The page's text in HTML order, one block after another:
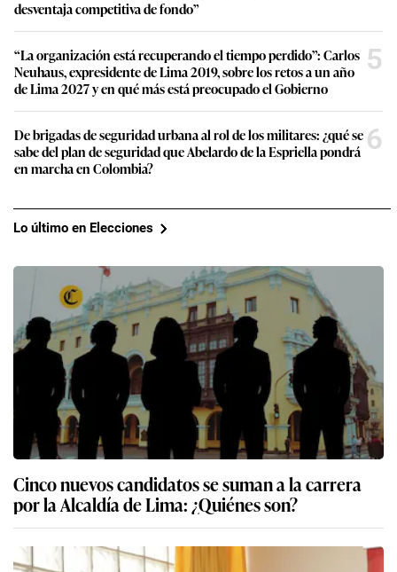
desventaja competitiva de fondo”
“La organización está recuperando el tiempo perdido”: Carlos
Neuhaus, expresidente de Lima 2019, sobre los retos a un año
de Lima 2027 y en qué más está preocupado el Gobierno
5
De brigadas de seguridad urbana al rol de los militares: ¿qué se
sabe del plan de seguridad que Abelardo de la Espriella pondrá
en marcha en Colombia?
6
Lo último en Elecciones
Cinco nuevos candidatos se suman a la carrera
por la Alcaldía de Lima: ¿Quiénes son?